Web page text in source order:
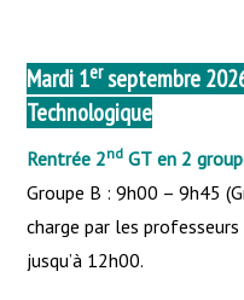
Mardi 1erseptembre
Technologique
Rentrée 2nd GT en 2
Groupe B : 9h00 – 9h45
charge par les professeurs
jusqu’à 12h00.